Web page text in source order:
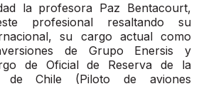
la profesora Paz Bentacourt,
profesional resaltando su
su cargo actual como
de Grupo Enersis y
de Oficial de Reserva de la
de Chile (Piloto de aviones